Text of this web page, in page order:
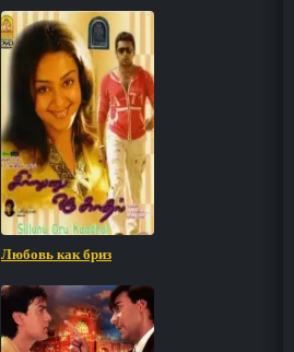
Любовь как бриз